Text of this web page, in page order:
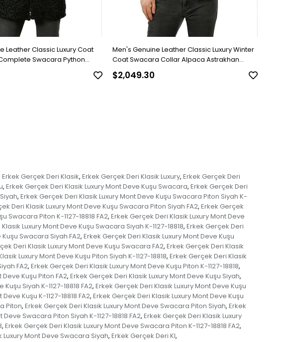
Leather Classic Luxury Coat
Swacara Python
FA1
Men's Genuine Leather Classic Luxury Winter
Coat Swacara Collar Alpaca Astrakhan
Underwear Python Black U-974-18494 FA1
$2,049.30
Erkek Gerçek Deri Klasik, Erkek Gerçek Deri Klasik Luxury, Erkek Gerçek Deri
, Erkek Gerçek Deri Klasik Luxury Mont Deve Kuşu Swacara, Erkek Gerçek Deri
, Erkek Gerçek Deri Klasik Luxury Mont Deve Kuşu Swacara Piton Siyah K-
Deri Klasik Luxury Mont Deve Kuşu Swacara Piton Siyah FA2, Erkek Gerçek
Swacara Piton K-1127-18818 FA2, Erkek Gerçek Deri Klasik Luxury Mont Deve
Luxury Mont Deve Kuşu Swacara Siyah K-1127-18818, Erkek Gerçek Deri
Swacara Siyah FA2, Erkek Gerçek Deri Klasik Luxury Mont Deve Kuşu
Deri Klasik Luxury Mont Deve Kuşu Swacara FA2, Erkek Gerçek Deri Klasik
Luxury Mont Deve Kuşu Piton Siyah K-1127-18818, Erkek Gerçek Deri Klasik
FA2, Erkek Gerçek Deri Klasik Luxury Mont Deve Kuşu Piton K-1127-18818,
Kuşu Piton FA2, Erkek Gerçek Deri Klasik Luxury Mont Deve Kuşu Siyah,
Siyah K-1127-18818 FA2, Erkek Gerçek Deri Klasik Luxury Mont Deve Kuşu
Kuşu K-1127-18818 FA2, Erkek Gerçek Deri Klasik Luxury Mont Deve Kuşu
Piton, Erkek Gerçek Deri Klasik Luxury Mont Deve Swacara Piton Siyah, Erkek
Swacara Piton Siyah K-1127-18818 FA2, Erkek Gerçek Deri Klasik Luxury
, Erkek Gerçek Deri Klasik Luxury Mont Deve Swacara Piton K-1127-18818 FA2,
Luxury Mont Deve Swacara Siyah, Erkek Gerçek Deri Kl,